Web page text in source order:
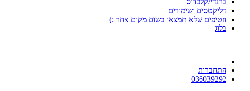
ברנדי/קלבדוס
דליקטסים ושימורים
חטיפים שלא תמצאו בשום מקום אחר ;)
בלוג
התחברות
036039292